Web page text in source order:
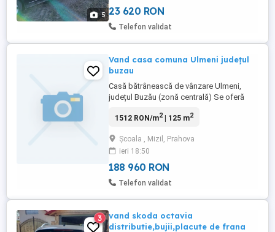
5 23 620 RON
Telefon validat
Vand casa comuna Ulmeni județul
buzau
Casă bătrânească de vânzare Ulmeni,
județul Buzău (zonă centrală) Se oferă
centrul localității Ulmeni, județul Buzău,
facilitățile. Proprietatea dispune de teren
în suprafață de 532 mp și este racordată
la apă curentă. ...
1512 RON/m2| 125 m2
Școala , Mizil, Prahova
ieri 18:50
188 960 RON
Telefon validat
3
vand skoda octavia
distributie,bujii,placute de frana